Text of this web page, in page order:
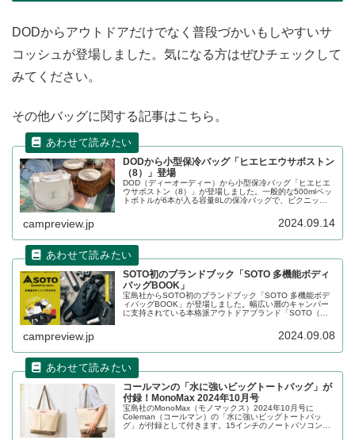
DODからアウトドアだけでなく普段づかいもしやすいサ
コッシュが登場しました。気になる方はぜひチェックして
みてください。
その他バッグに関する記事はこちら。
DODから小型保冷バッグ「ヒエヒエウサボストン
（8）」登場
DOD（ディーオーディー）から小型保冷バッグ「ヒエヒエ
ウサボストン（8）」が登場しました。一般的な500mlペッ
トボトルが6本が入る容量8Lの保冷バッグで、ピクニック
campreview.jp 2024.09.14
SOTO初のブランドブック「SOTO 多機能ボディ
バッグBOOK」
宝島社からSOTO初のブランドブック「SOTO 多機能ボデ
ィバッグBOOK」が登場しました。幅広い層のキャンパー
に支持されている本格派アウトドアブランド「SOTO（ソ
にもとことんこだわったボディバッグです。詳細をレビュ
campreview.jp 2024.09.08
コールマンの「水に強いビッグトートバッグ」が
付録！MonoMax 2024年10月号
宝島社のMonoMax（モノマックス）2024年10月号に
Coleman（コールマン）の「水に強いビッグトートバッ
グ」が付録として付きます。15インチのノートパソコンを